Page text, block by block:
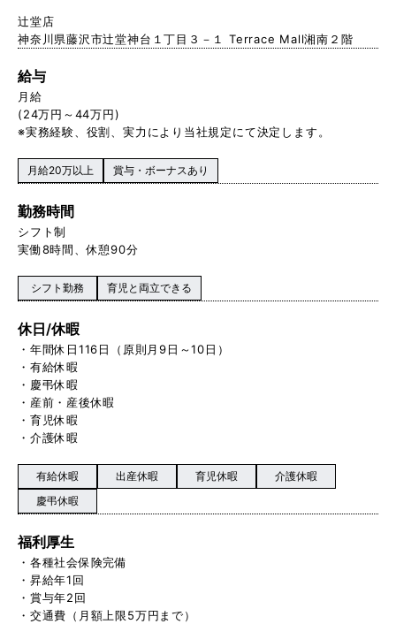
辻堂店
神奈川県藤沢市辻堂神台１丁目３－１ Terrace Mall湘南２階
給与
月給
(24万円～44万円)
※実務経験、役割、実力により当社規定にて決定します。
月給20万以上 賞与・ボーナスあり
勤務時間
シフト制
実働8時間、休憩90分
シフト勤務 育児と両立できる
休日/休暇
・年間休日116日（原則月9日～10日）
・有給休暇
・慶弔休暇
・産前・産後休暇
・育児休暇
・介護休暇
有給休暇 出産休暇 育児休暇
介護休暇
慶弔休暇
福利厚生
・各種社会保険完備
・昇給年1回
・賞与年2回
・交通費（月額上限5万円まで）